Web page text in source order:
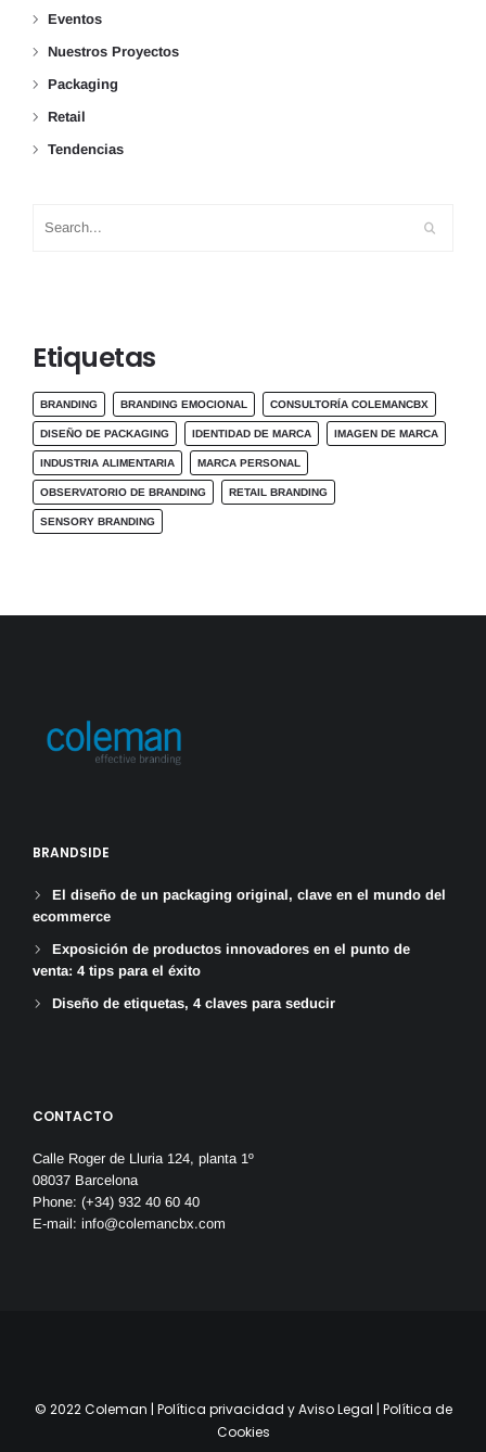
Eventos
Nuestros Proyectos
Packaging
Retail
Tendencias
Etiquetas
BRANDING BRANDING EMOCIONAL CONSULTORÍA COLEMANCBX
DISEÑO DE PACKAGING IDENTIDAD DE MARCA IMAGEN DE MARCA
INDUSTRIA ALIMENTARIA MARCA PERSONAL
OBSERVATORIO DE BRANDING RETAIL BRANDING
SENSORY BRANDING
BRANDSIDE
El diseño de un packaging original, clave en el mundo del
ecommerce
Exposición de productos innovadores en el punto de
venta: 4 tips para el éxito
Diseño de etiquetas, 4 claves para seducir
CONTACTO
Calle Roger de Lluria 124, planta 1º
08037 Barcelona
Phone: (+34) 932 40 60 40
E-mail: info@colemancbx.com
© 2022 Coleman | Política privacidad y Aviso Legal | Política de
Cookies